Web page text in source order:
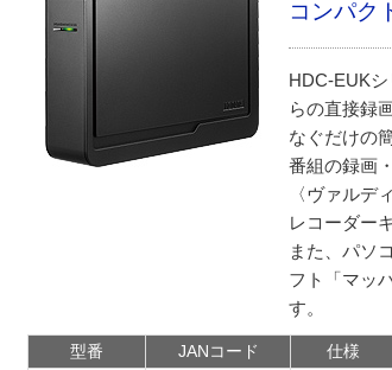
コンパク
HDC-EUK
らの直接録
なぐだけの
番組の録画
〈ヴァルデ
レコーダー
また、パソ
フト「マッ
す。
型番 JANコード 仕様